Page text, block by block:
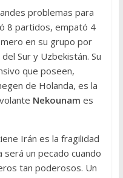
problemas para
8 partidos, empató 4
en su grupo por
Sur y Uzbekistán. Su
que poseen,
de Holanda, es la
Nekounam es
Irán es la fragilidad
un pecado cuando
tan poderosos. Un